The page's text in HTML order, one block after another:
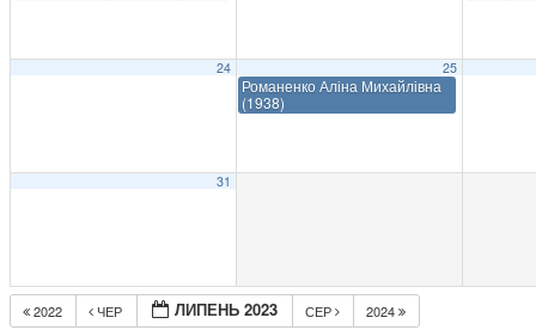
24 25
Романенко Аліна Михайлівна
(1938)
31
2022 ЧЕР ЛИПЕНЬ 2023 СЕР 2024